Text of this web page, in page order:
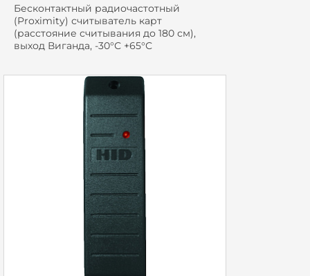
Бесконтактный радиочастотный
(Proximity) считыватель карт
(расстояние считывания до 180 см),
выход Виганда, -30°С +65°С